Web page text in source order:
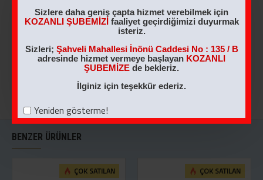
Sizlere daha geniş çapta hizmet verebilmek için
KOZANLI ŞUBEMİZİfaaliyet geçirdiğimizi duyurmak
isteriz.
Sizleri; Şahveli Mahallesi İnönü Caddesi No : 135 / B
adresinde hizmet vermeye başlayan KOZANLI
ŞUBEMİZE de bekleriz.
İlginiz için teşekkür ederiz.
Yeniden gösterme!
KUTU ANTEP
FISTIKLI HELVA
540,00TL
SEPETE EKLE
460,00TL
SEPETE EKLE
BENZER ÜRÜNLER
ÇOK SATILAN ÇOK SATILAN